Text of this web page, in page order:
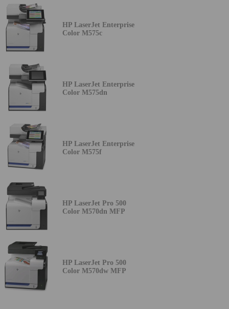
HP LaserJet Enterprise
Color M575c
HP LaserJet Enterprise
Color M575dn
HP LaserJet Enterprise
Color M575f
HP LaserJet Pro 500
Color M570dn MFP
HP LaserJet Pro 500
Color M570dw MFP